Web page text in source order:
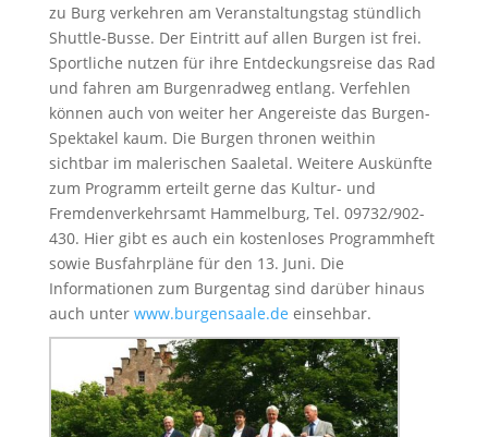
zu Burg verkehren am Veranstaltungstag stündlich
Shuttle-Busse. Der Eintritt auf allen Burgen ist frei.
Sportliche nutzen für ihre Entdeckungsreise das Rad
und fahren am Burgenradweg entlang. Verfehlen
können auch von weiter her Angereiste das Burgen-
Spektakel kaum. Die Burgen thronen weithin
sichtbar im malerischen Saaletal. Weitere Auskünfte
zum Programm erteilt gerne das Kultur- und
Fremdenverkehrsamt Hammelburg, Tel. 09732/902-
430. Hier gibt es auch ein kostenloses Programmheft
sowie Busfahrpläne für den 13. Juni. Die
Informationen zum Burgentag sind darüber hinaus
auch unter www.burgensaale.de einsehbar.